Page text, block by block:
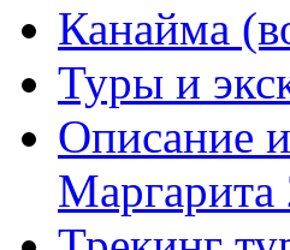
Канайма
Туры и
Описание
Маргарита